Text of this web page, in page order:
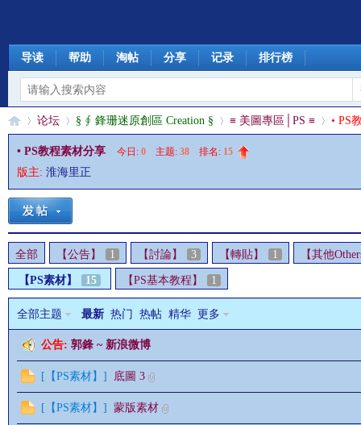
导读 帮助 淘帖 分享 记录 排行榜
§ »
论坛
›
§ ∮ 鋒珊迷原創區 Creation §
›
≡ 美圖專區│PS ≡
›
• PS
• PS教程素材分享 今日: 0 主题: 38 排名: 15
版主: 淮海里正
全部 【公告】 1 【討論】 3 【轉貼】 1 【其他
【PS素材】 15 【PS基本教程】 1
全部主题 最新 热门 热帖 精华 更多
公告: 郭鋒 ~ 新浪微博
[ 【PS素材】 ] 底圖 3
[ 【PS素材】 ] 蒙版素材